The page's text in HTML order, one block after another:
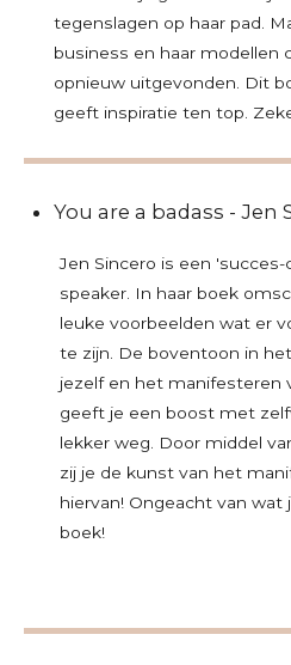
tegenslagen op haar pad.
business en haar modellen
opnieuw uitgevonden. Dit
geeft inspiratie ten top.
You are a badass - Jen
Jen Sincero is een
speaker. In haar boek
leuke voorbeelden wat er
te zijn. De boventoon in
jezelf en het manifesteren
geeft je een boost met
lekker weg. Door middel
zij je de kunst van het
hiervan! Ongeacht van wat
boek!